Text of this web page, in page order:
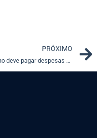
PRÓXIMO
Plano deve pagar despesas hospitalares de acompanhante de idoso